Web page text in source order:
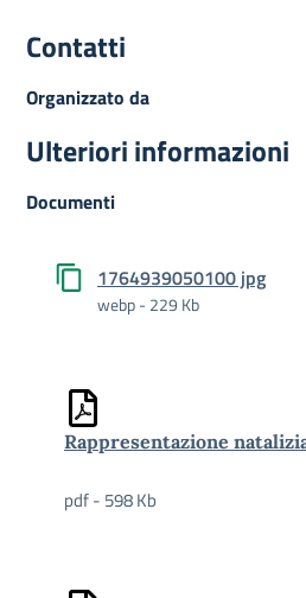
Contatti
Organizzato da
Ulteriori informazioni
Documenti
1764939050100 jpg
webp - 229 Kb
Rappresentazione
pdf - 598 Kb